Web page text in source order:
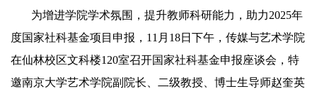
为增进学院学术氛围，提升教师科研能力，助力2025年
度国家社科基金项目申报，11月18日下午，传媒与艺术学院
在仙林校区文科楼120室召开国家社科基金申报座谈会，特
邀南京大学艺术学院副院长、二级教授、博士生导师赵奎英